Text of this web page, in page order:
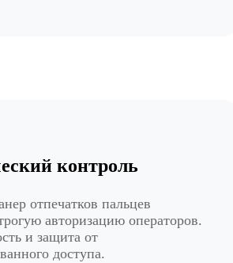
контроль
отпечатков пальцев
авторизацию операторов.
и защита от
доступа.